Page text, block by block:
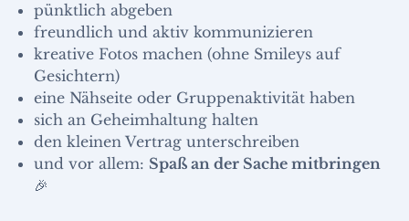
pünktlich abgeben
freundlich und aktiv kommunizieren
kreative Fotos machen (ohne Smileys auf
Gesichtern)
eine Nähseite oder Gruppenaktivität haben
sich an Geheimhaltung halten
den kleinen Vertrag unterschreiben
und vor allem: Spaß an der Sache mitbringen
🎉